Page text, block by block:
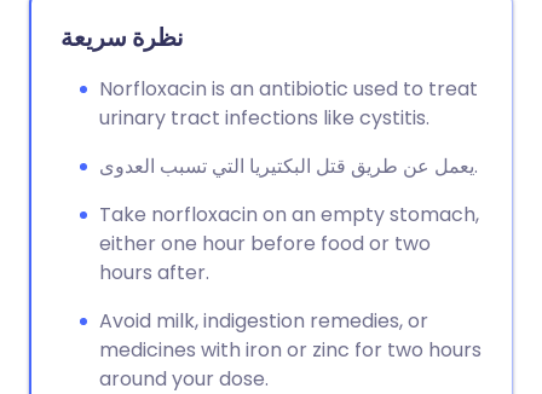
نظرة سريعة
Norfloxacin is an antibiotic used to treat
urinary tract infections like cystitis.
يعمل عن طريق قتل البكتيريا التي تسبب العدوى.
Take norfloxacin on an empty stomach,
either one hour before food or two
hours after.
Avoid milk, indigestion remedies, or
medicines with iron or zinc for two hours
around your dose.